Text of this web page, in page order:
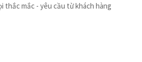
thắc mắc - yêu cầu từ khách hàng